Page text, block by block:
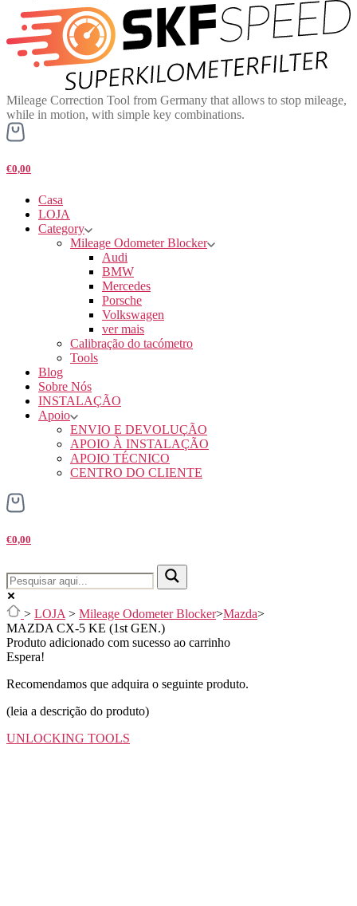
Mileage Correction Tool from Germany that allows to stop mileage,
while in motion, with simple key combinations.
€0,00
Casa
LOJA
Category
Mileage Odometer Blocker
Audi
BMW
Mercedes
Porsche
Volkswagen
ver mais
Calibração do tacómetro
Tools
Blog
Sobre Nós
INSTALAÇÃO
Apoio
ENVIO E DEVOLUÇÃO
APOIO À INSTALAÇÃO
APOIO TÉCNICO
CENTRO DO CLIENTE
€0,00
> LOJA > Mileage Odometer Blocker>Mazda>
MAZDA CX-5 KE (1st GEN.)
Produto adicionado com sucesso ao carrinho
Espera!
Recomendamos que adquira o seguinte produto.
(leia a descrição do produto)
UNLOCKING TOOLS